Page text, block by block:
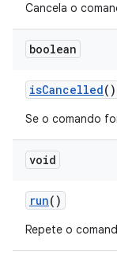
Cancela o
boolean
isCancelled()
Se o comando
void
run()
Repete o